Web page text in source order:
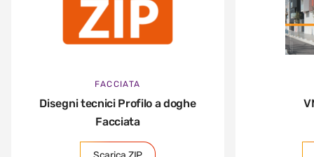
FACCIATA
Disegni tecnici Profilo a doghe
Facciata